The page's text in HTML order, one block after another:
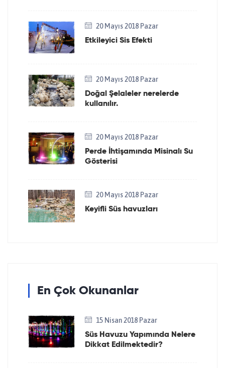
20 Mayıs 2018 Pazar
Etkileyici Sis Efekti
20 Mayıs 2018 Pazar
Doğal Şelaleler nerelerde
kullanılır.
20 Mayıs 2018 Pazar
Perde İhtişamında Misinalı Su
Gösterisi
20 Mayıs 2018 Pazar
Keyifli Süs havuzları
En Çok Okunanlar
15 Nisan 2018 Pazar
Süs Havuzu Yapımında Nelere
Dikkat Edilmektedir?